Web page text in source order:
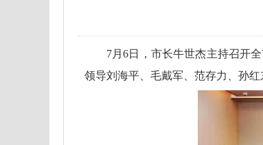
7月6日，市长牛世杰主持召开
领导刘海平、毛戴军、范存力、孙红